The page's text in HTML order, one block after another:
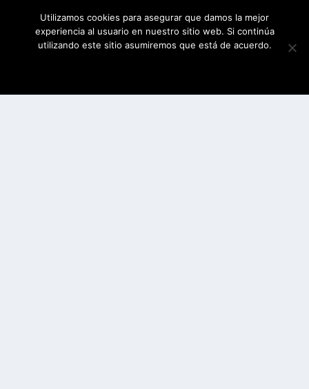
Utilizamos cookies para asegurar que damos la mejor
experiencia al usuario en nuestro sitio web. Si continúa
utilizando este sitio asumiremos que está de acuerdo.